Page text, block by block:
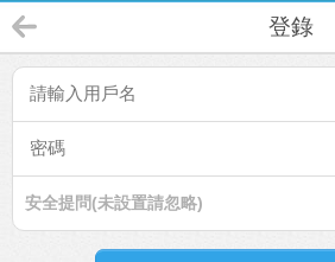
登錄
安全提問(未設置請忽略)